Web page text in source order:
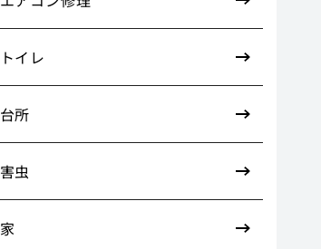
トイレ
台所
害虫
家